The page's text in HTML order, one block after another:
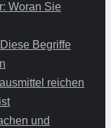
Woran Sie
Begriffe
reichen
und